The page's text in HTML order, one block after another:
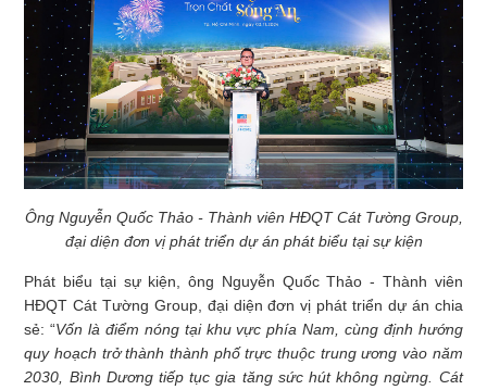
Ông Nguyễn Quốc Thảo - Thành viên HĐQT Cát Tường Group,
đại diện đơn vị phát triển dự án phát biểu tại sự kiện
Phát biểu tại sự kiện, ông Nguyễn Quốc Thảo - Thành viên
HĐQT Cát Tường Group, đại diện đơn vị phát triển dự án chia
sẻ: “Vốn là điểm nóng tại khu vực phía Nam, cùng định hướng
quy hoạch trở thành thành phố trực thuộc trung ương vào năm
2030, Bình Dương tiếp tục gia tăng sức hút không ngừng. Cát